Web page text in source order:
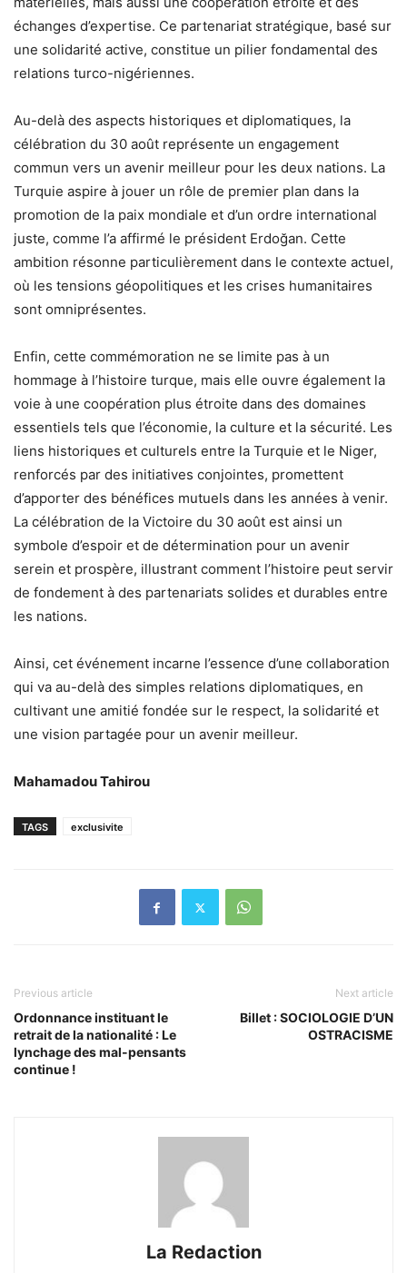
échanges d’expertise. Ce partenariat stratégique, basé sur
une solidarité active, constitue un pilier fondamental des
relations turco-nigériennes.
Au-delà des aspects historiques et diplomatiques, la
célébration du 30 août représente un engagement
commun vers un avenir meilleur pour les deux nations. La
Turquie aspire à jouer un rôle de premier plan dans la
promotion de la paix mondiale et d’un ordre international
juste, comme l’a affirmé le président Erdoğan. Cette
ambition résonne particulièrement dans le contexte actuel,
où les tensions géopolitiques et les crises humanitaires
sont omniprésentes.
Enfin, cette commémoration ne se limite pas à un
hommage à l’histoire turque, mais elle ouvre également la
voie à une coopération plus étroite dans des domaines
essentiels tels que l’économie, la culture et la sécurité. Les
liens historiques et culturels entre la Turquie et le Niger,
renforcés par des initiatives conjointes, promettent
d’apporter des bénéfices mutuels dans les années à venir.
La célébration de la Victoire du 30 août est ainsi un
symbole d’espoir et de détermination pour un avenir
serein et prospère, illustrant comment l’histoire peut servir
de fondement à des partenariats solides et durables entre
les nations.
Ainsi, cet événement incarne l’essence d’une collaboration
qui va au-delà des simples relations diplomatiques, en
cultivant une amitié fondée sur le respect, la solidarité et
une vision partagée pour un avenir meilleur.
Mahamadou Tahirou
TAGS exclusivite
Previous article
Ordonnance instituant le
retrait de la nationalité : Le
lynchage des mal-pensants
continue !
Next article
Billet : SOCIOLOGIE D’UN
OSTRACISME
La Redaction